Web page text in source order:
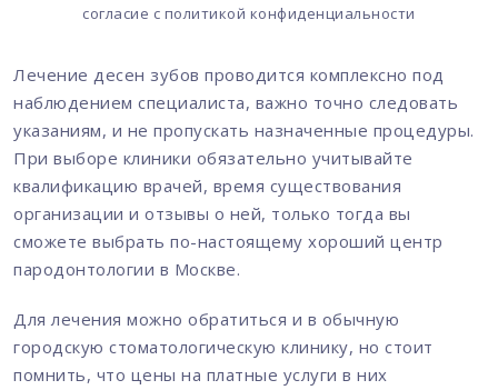
согласие с политикой конфиденциальности
Лечение десен зубов проводится комплексно под
наблюдением специалиста, важно точно следовать
указаниям, и не пропускать назначенные процедуры.
При выборе клиники обязательно учитывайте
квалификацию врачей, время существования
организации и отзывы о ней, только тогда вы
сможете выбрать по-настоящему хороший центр
пародонтологии в Москве.
Для лечения можно обратиться и в обычную
городскую стоматологическую клинику, но стоит
помнить, что цены на платные услуги в них